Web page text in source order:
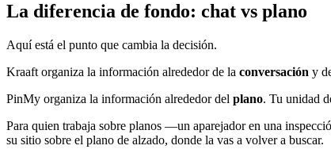
La diferencia de fondo: chat vs plano
Aquí está el punto que cambia la decisión.
Kraaft organiza la información alrededor de la conversación y
PinMy organiza la información alrededor del plano. Tu unidad
Para quien trabaja sobre planos —un aparejador en una
su sitio sobre el plano de alzado, donde la vas a volver a buscar.